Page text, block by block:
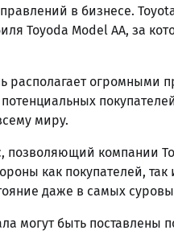
в бизнесе.
Toyoda Model AA, за
располагает
миру.
компании
как покупателей,
даже в самых
могут быть поставлены